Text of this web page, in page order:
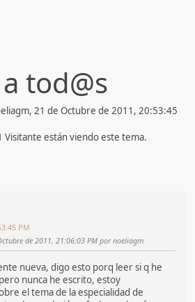
tod@s
21 de Octubre de 2011, 20:53:45
Visitante están viendo este tema.
PM
de 2011, 21:06:03 PM por noeliagm
nueva, digo esto porq leer si q he
nunca he escrito, estoy
el tema de la especialidad de